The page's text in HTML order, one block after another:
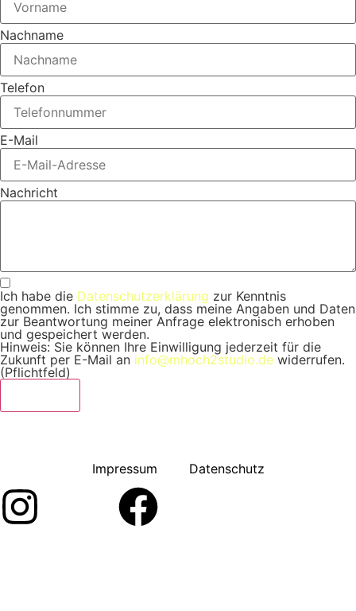
Nachname
Telefon
E-Mail
Nachricht
Ich habe die Datenschutzerklärung zur Kenntnis
genommen. Ich stimme zu, dass meine Angaben und Daten
zur Beantwortung meiner Anfrage elektronisch erhoben
und gespeichert werden.
Hinweis: Sie können Ihre Einwilligung jederzeit für die
Zukunft per E-Mail an info@mhoch2studio.de widerrufen.
(Pflichtfeld)
Impressum Datenschutz